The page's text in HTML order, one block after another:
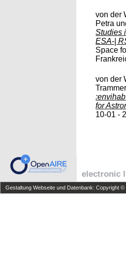
von der
Petra
Studies
ESA-|
Space
von der
for
10-01 -
electronic
Gestaltung Webseite und Datenbank: Copyright